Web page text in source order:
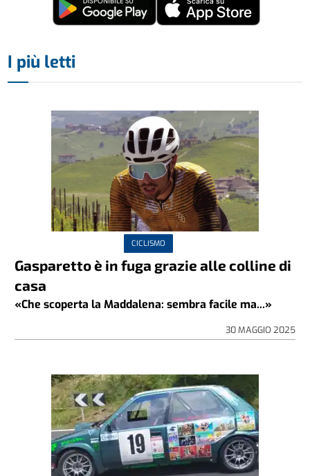
I più letti
CICLISMO
Gasparetto è in fuga grazie alle colline di
casa
«Che scoperta la Maddalena: sembra facile ma...»
30 MAGGIO 2025